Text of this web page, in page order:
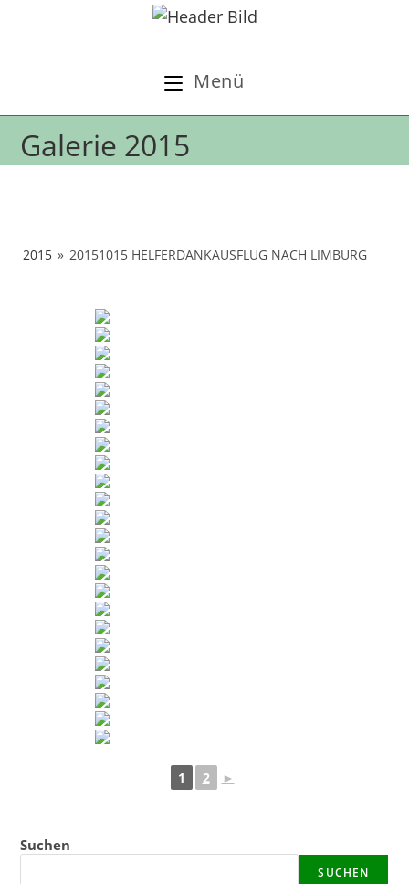
Menü
Galerie 2015
2015 » 20151015 HELFERDANKAUSFLUG NACH LIMBURG
1 2 ►
Suchen
SUCHEN